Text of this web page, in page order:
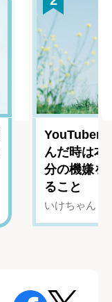
YouTuber
んだ時は
分の機嫌を
ること
いけちゃん（